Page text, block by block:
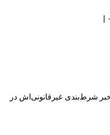
خبر شرط‌بندی غیرقانونی‌اش در